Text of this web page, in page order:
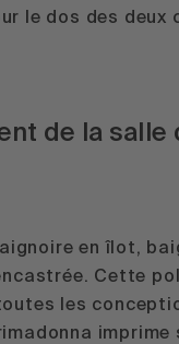
le dos des deux
de la salle
en îlot,
. Cette
les
imprime